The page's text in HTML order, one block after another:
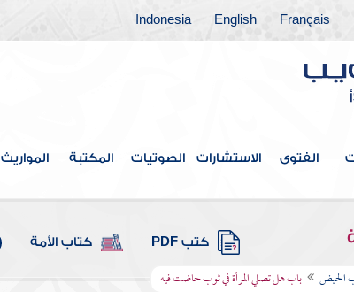
Français
English
Indonesia
الفتوى الاستشارات الصوتيات المكتبة المواريث
كتب PDF كتاب الأمة
الحيض باب هل تصلي المرأة في ثوب حاضت فيه